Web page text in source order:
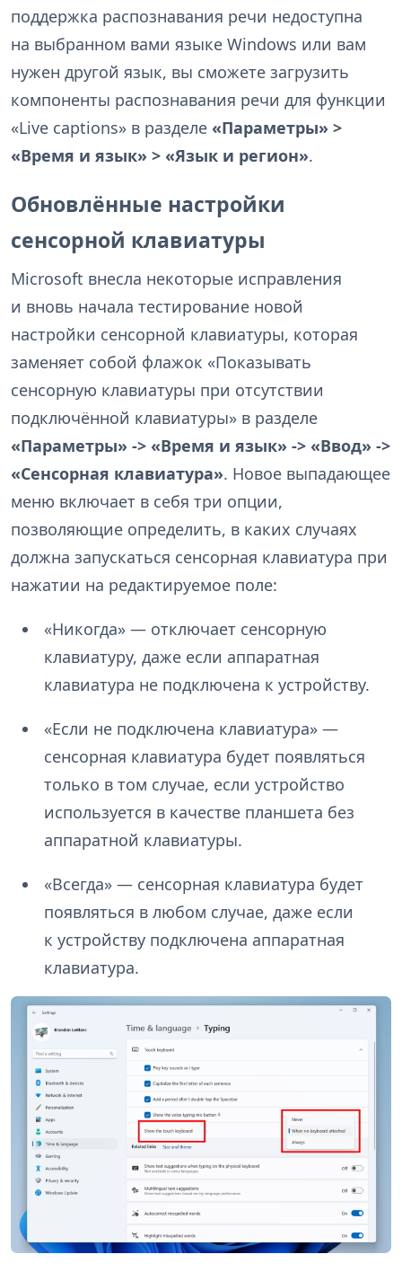
поддержка распознавания речи недоступна
на выбранном вами языке Windows или вам
нужен другой язык, вы сможете загрузить
компоненты распознавания речи для функции
«Live captions» в разделе «Параметры» >
«Время и язык» > «Язык и регион».
Обновлённые настройки
сенсорной клавиатуры
Microsoft внесла некоторые исправления
и вновь начала тестирование новой
настройки сенсорной клавиатуры, которая
заменяет собой флажок «Показывать
сенсорную клавиатуры при отсутствии
подключённой клавиатуры» в разделе
«Параметры» -> «Время и язык» -> «Ввод» ->
«Сенсорная клавиатура». Новое выпадающее
меню включает в себя три опции,
позволяющие определить, в каких случаях
должна запускаться сенсорная клавиатура при
нажатии на редактируемое поле:
«Никогда» — отключает сенсорную
клавиатуру, даже если аппаратная
клавиатура не подключена к устройству.
«Если не подключена клавиатура» —
сенсорная клавиатура будет появляться
только в том случае, если устройство
используется в качестве планшета без
аппаратной клавиатуры.
«Всегда» — сенсорная клавиатура будет
появляться в любом случае, даже если
к устройству подключена аппаратная
клавиатура.